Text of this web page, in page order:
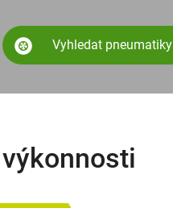
Vyhledat pneumatiky